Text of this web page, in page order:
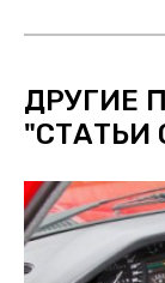
ДРУГИЕ
"СТАТЬИ